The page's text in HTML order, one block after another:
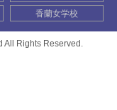
香蘭女学校
All Rights Reserved.